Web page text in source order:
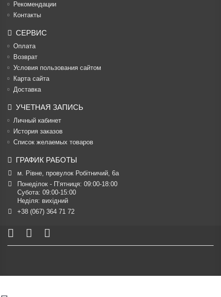
Рекомендации
Контакты
СЕРВИС
Оплата
Возврат
Условия пользования сайтом
Карта сайта
Доставка
УЧЕТНАЯ ЗАПИСЬ
Личный кабинет
История заказов
Список желаемых товаров
ГРАФИК РАБОТЫ
м. Рівне, провулок Робітничий, 6а
Понеділок - П’ятниця: 09:00-18:00
Субота: 09:00-15:00
Неділя: вихідний
+38 (067) 364 71 72